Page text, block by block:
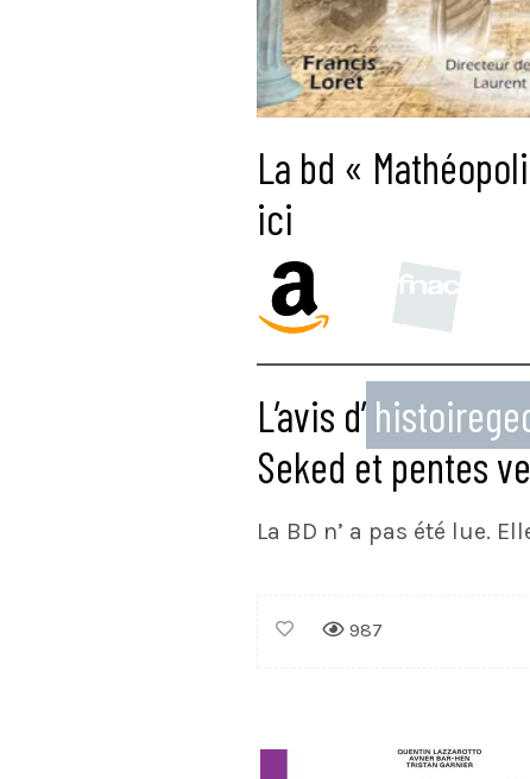
La bd «
ici
L’avis d’
Seked et pentes
La BD n’ a pas été lue.
987